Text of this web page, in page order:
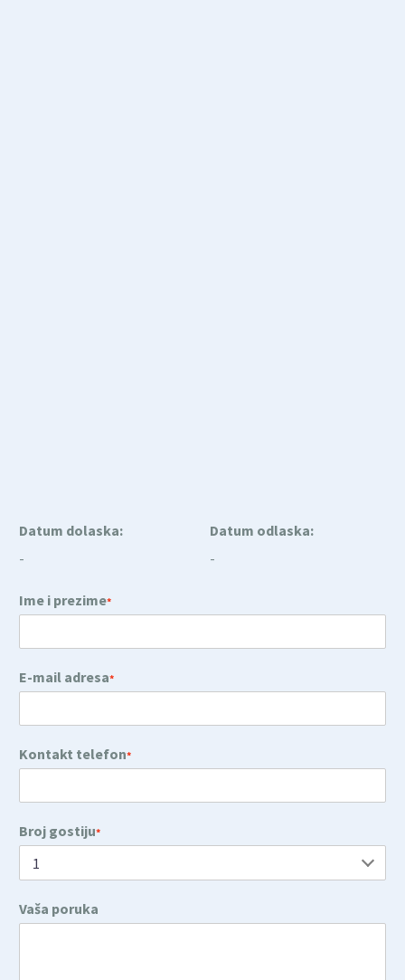
Datum dolaska:
-
Datum odlaska:
-
Ime i prezime*
E-mail adresa*
Kontakt telefon*
Broj gostiju*
Vaša poruka